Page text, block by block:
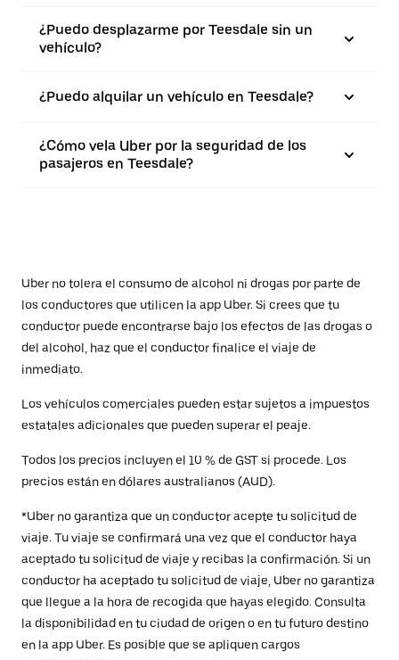
¿Puedo desplazarme por Teesdale sin un
vehículo?
¿Puedo alquilar un vehículo en Teesdale?
¿Cómo vela Uber por la seguridad de los
pasajeros en Teesdale?
Uber no tolera el consumo de alcohol ni drogas por parte de
los conductores que utilicen la app Uber. Si crees que tu
conductor puede encontrarse bajo los efectos de las drogas o
del alcohol, haz que el conductor finalice el viaje de
inmediato.
Los vehículos comerciales pueden estar sujetos a impuestos
estatales adicionales que pueden superar el peaje.
Todos los precios incluyen el 10 % de GST si procede. Los
precios están en dólares australianos (AUD).
*Uber no garantiza que un conductor acepte tu solicitud de
viaje. Tu viaje se confirmará una vez que el conductor haya
aceptado tu solicitud de viaje y recibas la confirmación. Si un
conductor ha aceptado tu solicitud de viaje, Uber no garantiza
que llegue a la hora de recogida que hayas elegido. Consulta
la disponibilidad en tu ciudad de origen o en tu futuro destino
en la app Uber. Es posible que se apliquen cargos